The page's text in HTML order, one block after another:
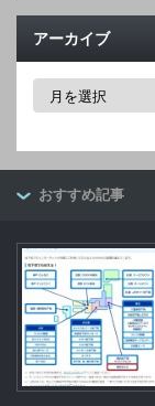
アーカイブ
ア
ブ
おすすめ記事